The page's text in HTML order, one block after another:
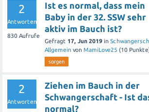
2
Antworten
830 Aufrufe
Ist es normal, dass mein
Baby in der 32. SSW sehr
aktiv im Bauch ist?
Gefragt 17, Jun 2019 in
Allgemein von MamiLove25 (10
sorgen
2
Antworten
Ziehen im Bauch in der
Schwangerschaft - Ist
normal?